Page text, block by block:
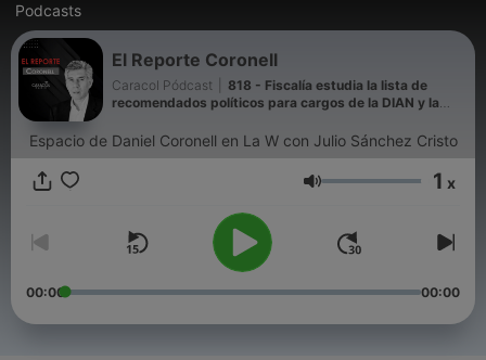
Podcasts
El Reporte Coronell
Caracol Pódcast
818 - Fiscalía estudia la lista de
recomendados políticos para cargos de la DIAN y la
Espacio de Daniel Coronell en La W con Julio Sánchez Cristo
Volumen 1 x
00:00 00:00